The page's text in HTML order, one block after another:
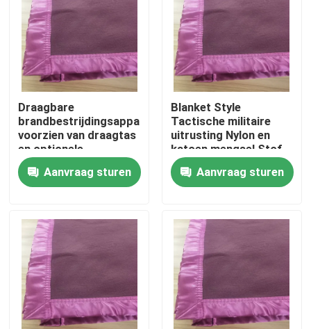
Thuis
Draagbare
brandbestrijdingsapparatuur
voorzien van draagtas
en optionele
binnenzakken
Aanvraag sturen
Blanket Style
Tactische militaire
uitrusting Nylon en
katoen mengsel Stof
Afneembare bekleding
voor makkelijke
reiniging
Aanvraag sturen